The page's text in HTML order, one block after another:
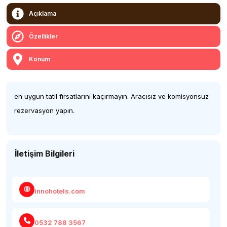
Açıklama
Özellikler
Konum
en uygun tatil fırsatlarını kaçırmayın. Aracısız ve komisyonsuz
rezervasyon yapın.
İletişim Bilgileri
innohotels.com
0532 788 3567